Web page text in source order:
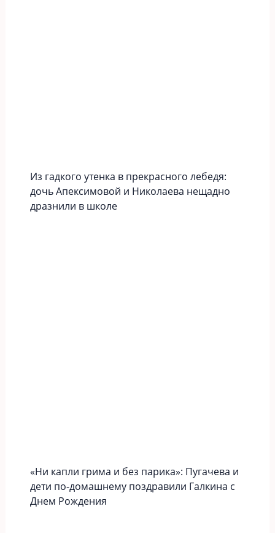
Из гадкого утенка в прекрасного лебедя:
дочь Апексимовой и Николаева нещадно
дразнили в школе
«Ни капли грима и без парика»: Пугачева и
дети по-домашнему поздравили Галкина с
Днем Рождения